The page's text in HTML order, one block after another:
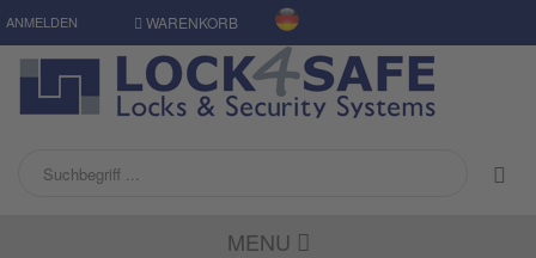
ANMELDEN WARENKORB
MENU